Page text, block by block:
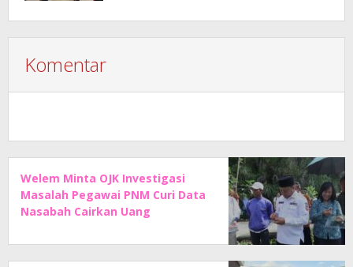
Komentar
Welem Minta OJK Investigasi
Masalah Pegawai PNM Curi Data
Nasabah Cairkan Uang